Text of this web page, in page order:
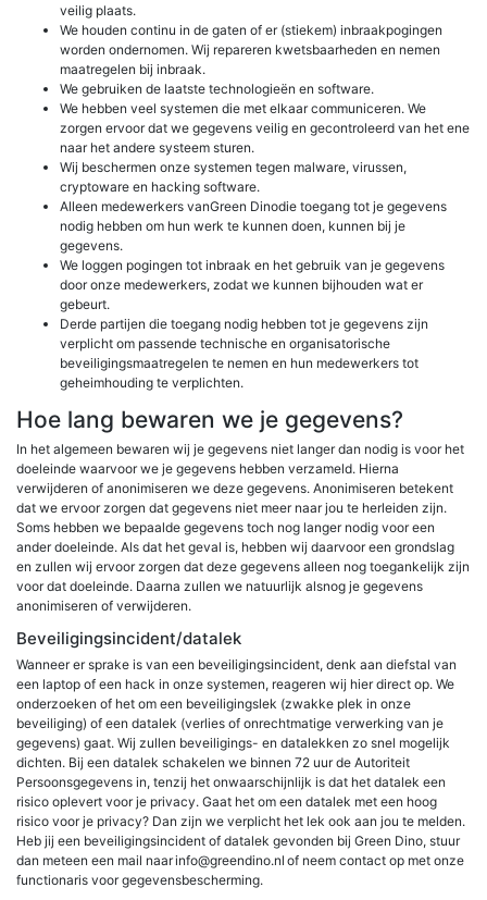
veilig plaats.
We houden continu in de gaten of er (stiekem) inbraakpogingen
worden ondernomen. Wij repareren kwetsbaarheden en nemen
maatregelen bij inbraak.
We gebruiken de laatste technologieën en software.
We hebben veel systemen die met elkaar communiceren. We
zorgen ervoor dat we gegevens veilig en gecontroleerd van het ene
naar het andere systeem sturen.
Wij beschermen onze systemen tegen malware, virussen,
cryptoware en hacking software.
Alleen medewerkers vanGreen Dinodie toegang tot je gegevens
nodig hebben om hun werk te kunnen doen, kunnen bij je
gegevens.
We loggen pogingen tot inbraak en het gebruik van je gegevens
door onze medewerkers, zodat we kunnen bijhouden wat er
gebeurt.
Derde partijen die toegang nodig hebben tot je gegevens zijn
verplicht om passende technische en organisatorische
beveiligingsmaatregelen te nemen en hun medewerkers tot
geheimhouding te verplichten.
Hoe lang bewaren we je gegevens?
In het algemeen bewaren wij je gegevens niet langer dan nodig is voor het
doeleinde waarvoor we je gegevens hebben verzameld. Hierna
verwijderen of anonimiseren we deze gegevens. Anonimiseren betekent
dat we ervoor zorgen dat gegevens niet meer naar jou te herleiden zijn.
Soms hebben we bepaalde gegevens toch nog langer nodig voor een
ander doeleinde. Als dat het geval is, hebben wij daarvoor een grondslag
en zullen wij ervoor zorgen dat deze gegevens alleen nog toegankelijk zijn
voor dat doeleinde. Daarna zullen we natuurlijk alsnog je gegevens
anonimiseren of verwijderen.
Beveiligingsincident/datalek
Wanneer er sprake is van een beveiligingsincident, denk aan diefstal van
een laptop of een hack in onze systemen, reageren wij hier direct op. We
onderzoeken of het om een beveiligingslek (zwakke plek in onze
beveiliging) of een datalek (verlies of onrechtmatige verwerking van je
gegevens) gaat. Wij zullen beveiligings- en datalekken zo snel mogelijk
dichten. Bij een datalek schakelen we binnen 72 uur de Autoriteit
Persoonsgegevens in, tenzij het onwaarschijnlijk is dat het datalek een
risico oplevert voor je privacy. Gaat het om een datalek met een hoog
risico voor je privacy? Dan zijn we verplicht het lek ook aan jou te melden.
Heb jij een beveiligingsincident of datalek gevonden bij Green Dino, stuur
dan meteen een mail naar info@greendino.nl of neem contact op met onze
functionaris voor gegevensbescherming.